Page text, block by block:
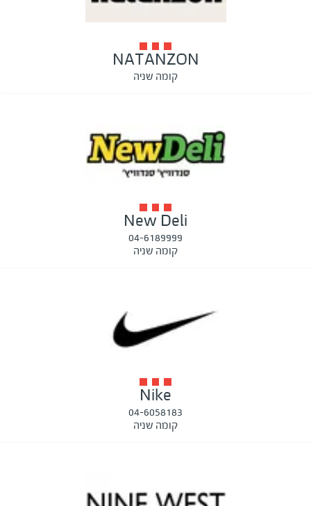
NATANZON
קומה שניה
New Deli
04-6189999
קומה שניה
Nike
04-6058183
קומה שניה